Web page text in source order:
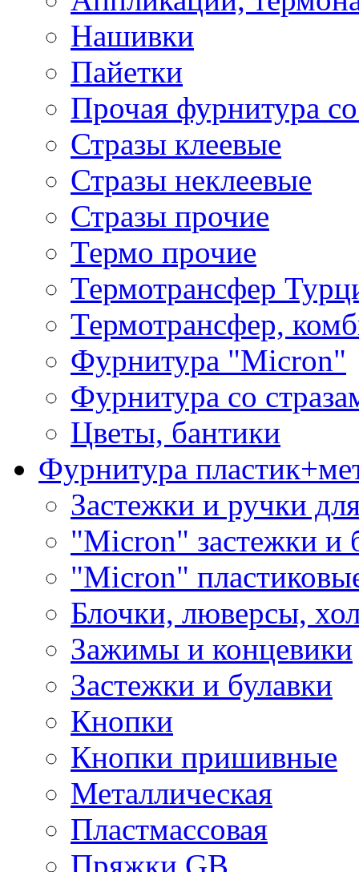
Нашивки
Пайетки
Прочая фурнитура
Стразы клеевые
Стразы неклеевые
Стразы прочие
Термо прочие
Термотрансфер
Термотрансфер,
Фурнитура "Micron"
Фурнитура со
Цветы, бантики
Фурнитура
Застежки и ручки
"Micron" застежки и
"Micron"
Блочки, люверсы,
Зажимы и концевики
Застежки и булавки
Кнопки
Кнопки пришивные
Металлическая
Пластмассовая
Пряжки GB